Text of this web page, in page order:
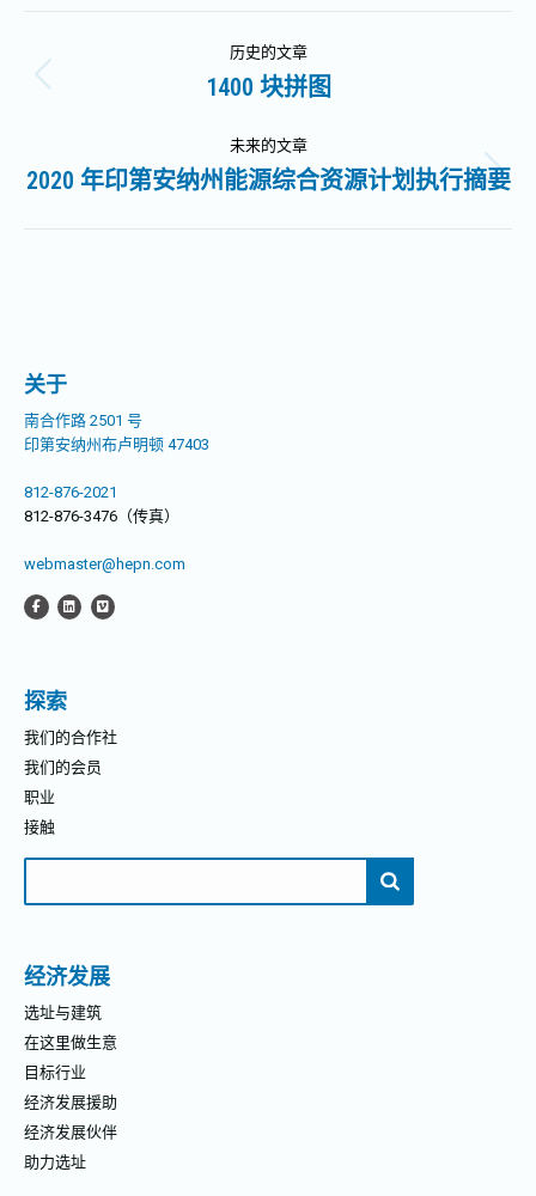
章
航
历史的文章
历
的
文
1400 块拼图
未来的文章
未
2020 年印第安纳州能源综合资源计划执行摘要
关于
南合作路 2501 号
印第安纳州布卢明顿 47403
812-876-2021
812-876-3476（传真）
webmaster@hepn.com
探索
我们的合作社
我们的会员
职业
接触
经济发展
选址与建筑
在这里做生意
目标行业
经济发展援助
经济发展伙伴
助力选址